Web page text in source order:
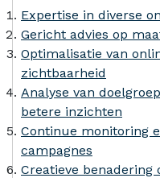
Expertise in diverse
Gericht advies op
Optimalisatie van
zichtbaarheid
Analyse van
betere inzichten
Continue monitoring
campagnes
Creatieve